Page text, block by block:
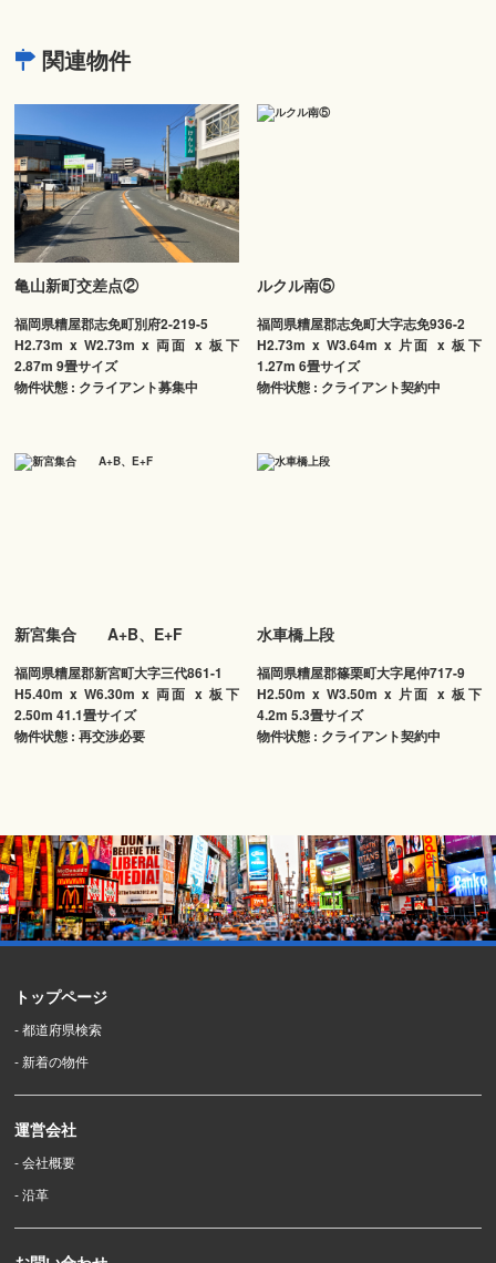
関連物件
亀山新町交差点②
福岡県糟屋郡志免町別府2-219-5
H2.73m x W2.73m x 両面 x 板下
2.87m 9畳サイズ
物件状態 : クライアント募集中
ルクル南⑤
福岡県糟屋郡志免町大字志免936-2
H2.73m x W3.64m x 片面 x 板下
1.27m 6畳サイズ
物件状態 : クライアント契約中
新宮集合 A+B、E+F
福岡県糟屋郡新宮町大字三代861-1
H5.40m x W6.30m x 両面 x 板下
2.50m 41.1畳サイズ
物件状態 : 再交渉必要
水車橋上段
福岡県糟屋郡篠栗町大字尾仲717-9
H2.50m x W3.50m x 片面 x 板下
4.2m 5.3畳サイズ
物件状態 : クライアント契約中
トップページ
- 都道府県検索
- 新着の物件
運営会社
- 会社概要
- 沿革